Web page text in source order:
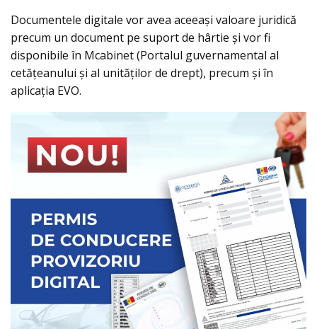
Documentele digitale vor avea aceeași valoare juridică
precum un document pe suport de hârtie și vor fi
disponibile în Mcabinet (Portalul guvernamental al
cetățeanului și al unităților de drept), precum și în
aplicația EVO.